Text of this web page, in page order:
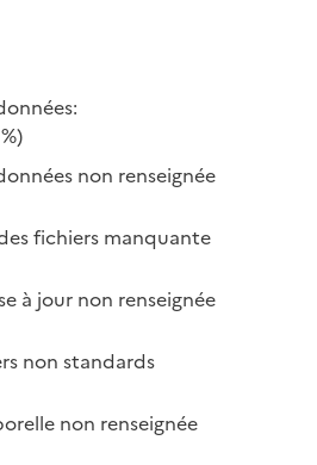
non renseignée
fichiers manquante
à jour non renseignée
non standards
non renseignée